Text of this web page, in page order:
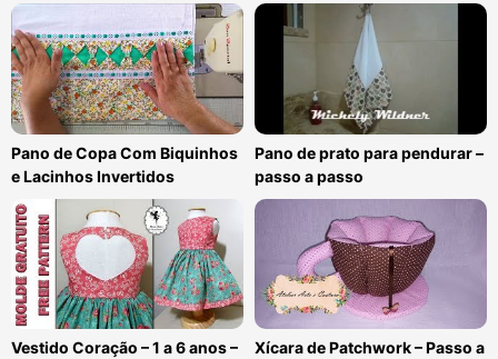
Pano de Copa Com Biquinhos
e Lacinhos Invertidos
Pano de prato para pendurar –
passo a passo
Vestido Coração – 1 a 6 anos –
Xícara de Patchwork – Passo a